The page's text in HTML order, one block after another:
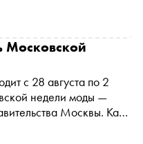
Московской
с 28 августа по 2
недели моды —
Москвы. Как